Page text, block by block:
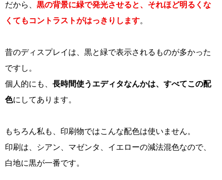
だから、 黒の背景に緑で発光させると、それほど明るくな
くてもコントラストがはっきりします。
昔のディスプレイは、黒と緑で表示されるものが多かった
ですし。
個人的にも、 長時間使うエディタなんかは、すべてこの配
色にしてあります。
もちろん私も、印刷物ではこんな配色は使いません。
印刷は、シアン、マゼンタ、イエローの減法混色なので、
白地に黒が一番です。